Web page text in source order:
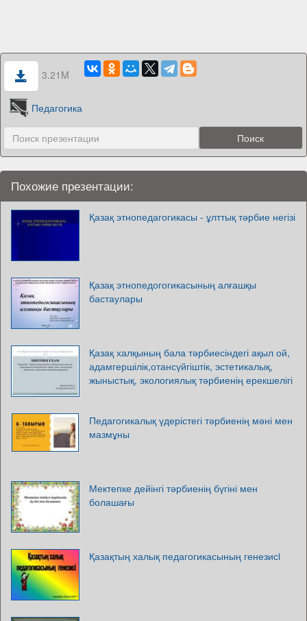
3.21M
Педагогика
Похожие презентации:
Қазақ этнопедагогикасы - ұлттық тәрбие негізі
Қазақ этнопедогогикасының алғашқы
бастаулары
Қазақ халқының бала тәрбиесіндегі ақыл ой,
адамгершілік,отансүйгіштік, эстетикалық,
жыныстық, экологиялық тәрбиенің ерекшелігі
Педагогикалық үдерістегі тәрбиенің мәні мен
мазмұны
Мектепке дейінгі тәрбиенің бүгіні мен
болашағы
Қазақтың халық педагогикасының генезисi